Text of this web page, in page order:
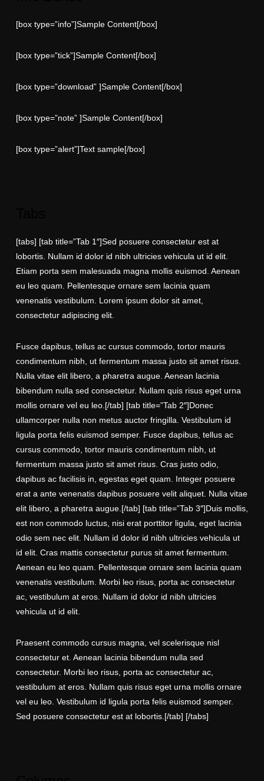
[box type=”info”]Sample Content[/box]
[box type=”tick”]Sample Content[/box]
[box type=”download” ]Sample Content[/box]
[box type=”note” ]Sample Content[/box]
[box type=”alert”]Text sample[/box]
[tabs] [tab title=”Tab 1″]Sed posuere consectetur est at
lobortis. Nullam id dolor id nibh ultricies vehicula ut id elit.
Etiam porta sem malesuada magna mollis euismod. Aenean
eu leo quam. Pellentesque ornare sem lacinia quam
venenatis vestibulum. Lorem ipsum dolor sit amet,
consectetur adipiscing elit.
Fusce dapibus, tellus ac cursus commodo, tortor mauris
condimentum nibh, ut fermentum massa justo sit amet risus.
Nulla vitae elit libero, a pharetra augue. Aenean lacinia
bibendum nulla sed consectetur. Nullam quis risus eget urna
mollis ornare vel eu leo.[/tab] [tab title=”Tab 2″]Donec
ullamcorper nulla non metus auctor fringilla. Vestibulum id
ligula porta felis euismod semper. Fusce dapibus, tellus ac
cursus commodo, tortor mauris condimentum nibh, ut
fermentum massa justo sit amet risus. Cras justo odio,
dapibus ac facilisis in, egestas eget quam. Integer posuere
erat a ante venenatis dapibus posuere velit aliquet. Nulla vitae
elit libero, a pharetra augue.[/tab] [tab title=”Tab 3″]Duis mollis,
est non commodo luctus, nisi erat porttitor ligula, eget lacinia
odio sem nec elit. Nullam id dolor id nibh ultricies vehicula ut
id elit. Cras mattis consectetur purus sit amet fermentum.
Aenean eu leo quam. Pellentesque ornare sem lacinia quam
venenatis vestibulum. Morbi leo risus, porta ac consectetur
ac, vestibulum at eros. Nullam id dolor id nibh ultricies
vehicula ut id elit.
Praesent commodo cursus magna, vel scelerisque nisl
consectetur et. Aenean lacinia bibendum nulla sed
consectetur. Morbi leo risus, porta ac consectetur ac,
vestibulum at eros. Nullam quis risus eget urna mollis ornare
vel eu leo. Vestibulum id ligula porta felis euismod semper.
Sed posuere consectetur est at lobortis.[/tab] [/tabs]